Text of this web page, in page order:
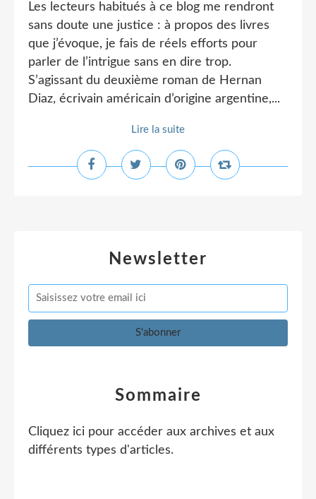
Les lecteurs habitués à ce blog me rendront
sans doute une justice : à propos des livres
que j’évoque, je fais de réels efforts pour
parler de l’intrigue sans en dire trop.
S’agissant du deuxième roman de Hernan
Diaz, écrivain américain d’origine argentine,...
Lire la suite
Newsletter
Sommaire
Cliquez ici pour accéder aux archives et aux
différents types d'articles.